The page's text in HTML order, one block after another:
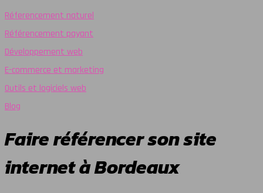
Réferencement naturel
Référencement payant
Développement web
E-commerce et marketing
Outils et logiciels web
Blog
Faire référencer son site
internet à Bordeaux